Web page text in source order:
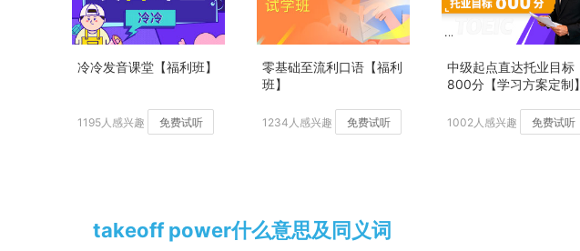
冷冷发音课堂【福利班】
1195人感兴趣 免费试听
零基础至流利口语【福利
班】
1234人感兴趣 免费试听
中级起点直达托业目标
800分【学习方案定制】
1002人感兴趣 免费试听
takeoff power什么意思及同义词